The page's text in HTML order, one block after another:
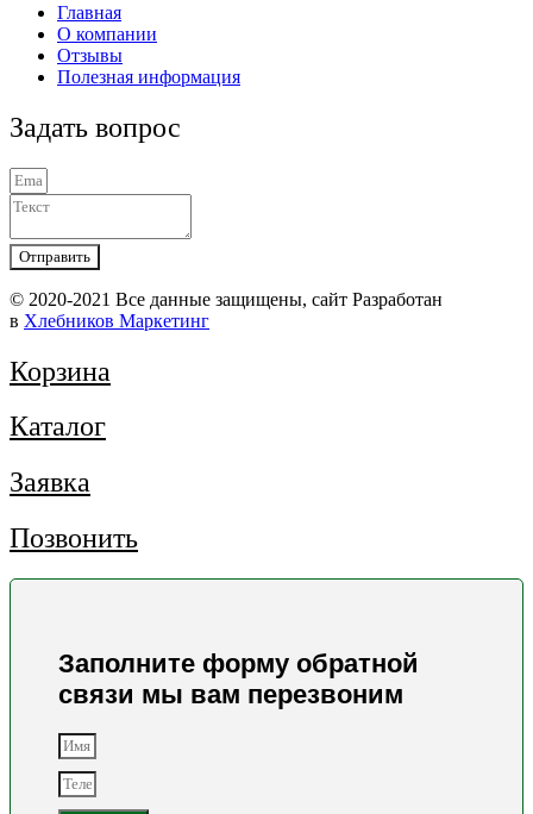
Главная
О компании
Отзывы
Полезная информация
Задать вопрос
Отправить
© 2020-2021 Вcе данные защищены, сайт Разработан
в Хлебников Маркетинг
Корзина
Каталог
Заявка
Позвонить
Заполните форму обратной
связи мы вам перезвоним